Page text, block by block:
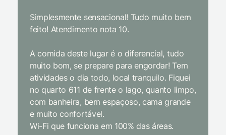
Simplesmente sensacional! Tudo muito bem
feito! Atendimento nota 10.
A comida deste lugar é o diferencial, tudo
muito bom, se prepare para engordar! Tem
atividades o dia todo, local tranquilo. Fiquei
no quarto 611 de frente o lago, quanto limpo,
com banheira, bem espaçoso, cama grande
e muito confortável.
Wi-Fi que funciona em 100% das áreas.